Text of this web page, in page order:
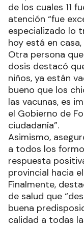
de los cuales 11
atención “fue
especializado lo
hoy está en
Otra persona
dosis destacó
niños, ya están
bueno que los
las vacunas, es
el Gobierno de
ciudadanía”.
Asimismo,
a todos los
respuesta
provincial hacia
Finalmente,
de salud que
buena
calidad a todas